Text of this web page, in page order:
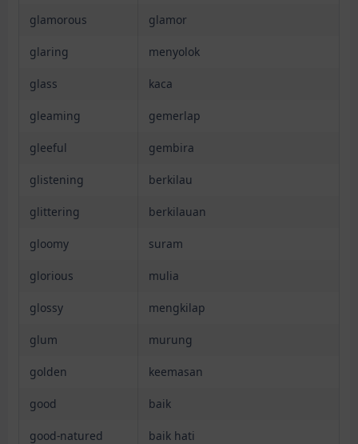
glamorous glamor
glaring menyolok
glass kaca
gleaming gemerlap
gleeful gembira
glistening berkilau
glittering berkilauan
gloomy suram
glorious mulia
glossy mengkilap
glum murung
golden keemasan
good baik
good-natured baik hati